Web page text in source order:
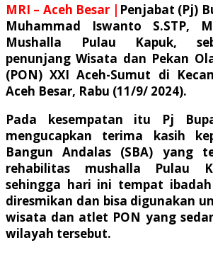
MRI – Aceh Besar | Penjabat (Pj)
Muhammad Iswanto S.STP,
Mushalla Pulau Kapuk,
penunjang Wisata dan Pekan
(PON) XXI Aceh-Sumut di
Aceh Besar, Rabu (11/9/ 2024).
Pada kesempatan itu Pj
mengucapkan terima kasih
Bangun Andalas (SBA) yang
rehabilitas mushalla Pulau
sehingga hari ini tempat
diresmikan dan bisa digunakan
wisata dan atlet PON yang
wilayah tersebut.